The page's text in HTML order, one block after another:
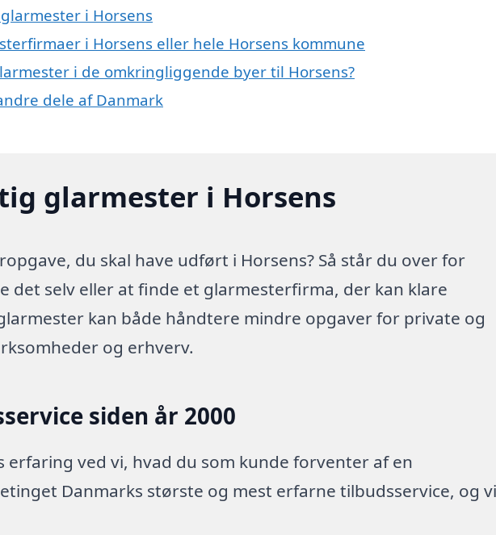
i Horsens
i Horsens eller hele Horsens kommune
i de omkringliggende byer til Horsens?
dele af Danmark
glarmester i Horsens
du skal have udført i Horsens? Så står du over for
det selv eller at finde et glarmesterfirma, der kan klare
kan både håndtere mindre opgaver for private og
og erhverv.
siden år 2000
erfaring ved vi, hvad du som kunde forventer af en
Danmarks største og mest erfarne tilbudsservice, og